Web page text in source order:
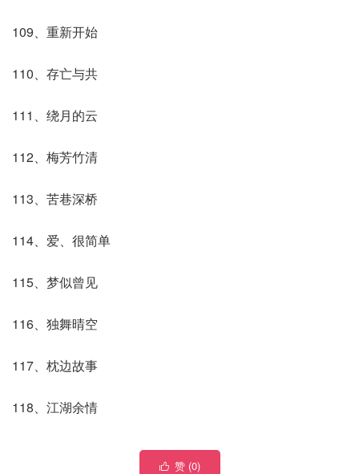
109、重新开始
110、存亡与共
111、绕月的云
112、梅芳竹清
113、苦巷深桥
114、爱、很简单
115、梦似曾见
116、独舞晴空
117、枕边故事
118、江湖余情
 赞 (0)